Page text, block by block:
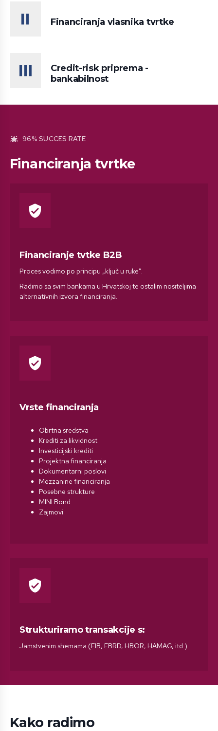
Financiranja vlasnika tvrtke
Credit-risk priprema -
bankabilnost
96% SUCCES RATE
Financiranja tvrtke
verified_user
Financiranje tvtke B2B
Proces vodimo po principu „ključ u ruke”.
Radimo sa svim bankama u Hrvatskoj te ostalim nositeljima
alternativnih izvora financiranja.
verified_user
Vrste financiranja
Obrtna sredstva​
Krediti za likvidnost
Investicijski krediti​
Projektna financiranja​
Dokumentarni poslovi​
Mezzanine financiranja​
Posebne strukture​
MINI Bond
Zajmovi
verified_user
Strukturiramo transakcije s:
Jamstvenim shemama (EIB, EBRD, HBOR, HAMAG, itd.​)
Kako radimo